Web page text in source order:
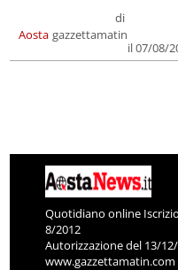
Aosta
di
gazzettamatin
il 07/08/
Quotidiano online
8/2012
Autorizzazione del 13/
www.gazzettamatin.com